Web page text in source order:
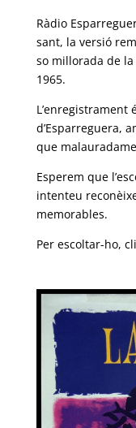
Ràdio
sant, la versió
so millorada de la
1965.
L’enregistrament
d’Esparreguera,
que
Esperem que
intenteu
memorables.
Per escoltar-ho,